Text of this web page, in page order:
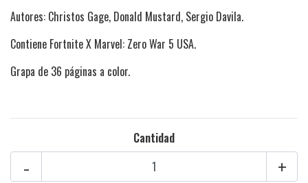
Autores: Christos Gage, Donald Mustard, Sergio Davila.
Contiene Fortnite X Marvel: Zero War 5 USA.
Grapa de 36 páginas a color.
Cantidad
+
-